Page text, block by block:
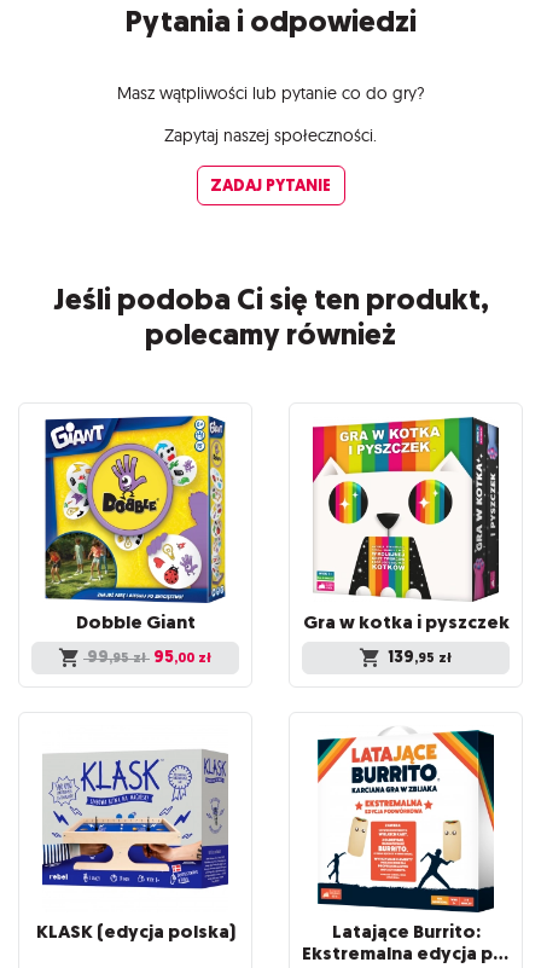
Pytania i odpowiedzi
Masz wątpliwości lub pytanie co do gry?
Zapytaj naszej społeczności.
ZADAJ PYTANIE
Jeśli podoba Ci się ten produkt,
polecamy również
Dobble Giant
99,95 zł 95,00 zł
Graw kotka i pyszczek
139,95 zł
KLASK (edycja polska)
Latające Burrito:
Ekstremalna edycja podwórkowa